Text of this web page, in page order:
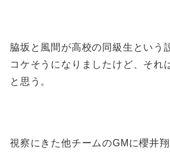
脇坂と風間が高校の同級生という
コケそうになりましたけど、それ
と思う。
視察にきた他チームのGMに櫻井